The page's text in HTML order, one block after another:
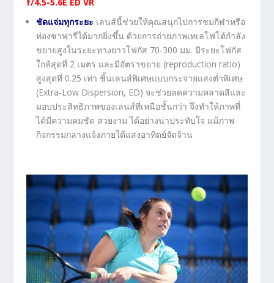
ชัดแจ่มทุกระยะ เลนส์นี้ช่วยให้คุณสนุกไปการชมกีฬาหรือ
ท่องซาฟารีได้มากยิ่งขึ้น ด้วยการถ่ายภาพเทเลโฟโต้กำลัง
ขยายสูงในระยะทางยาวโฟกัส 70-300 มม. มีระยะโฟกัส
ใกล้สุดที่ 2 เมตร และมีอัตราขยาย (reproduction ratio)
สูงสุดที่ 0.25 เท่า ชิ้นเลนส์พิเศษแบบกระจายแสงต่ำพิเศษ
(Extra-Low Dispersion, ED) จะช่วยลดความคลาดสีและ
มอบประสิทธิภาพของเลนส์ที่เหนือชั้นกว่า จึงทำให้ภาพที่
ได้มีความคมชัด สวยงาม ได้อย่างน่าประทับใจ แม้ภาพ
กิจกรรมกลางแจ้งภายใต้แสงอาทิตย์จัดจ้าน